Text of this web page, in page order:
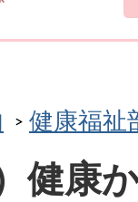
健康福祉
健康